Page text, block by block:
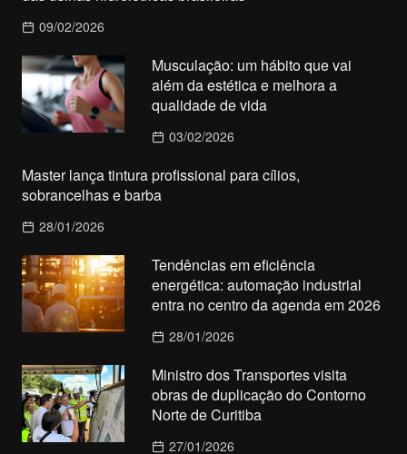
09/02/2026
Musculação: um hábito que vai
além da estética e melhora a
qualidade de vida
03/02/2026
Master lança tintura profissional para cílios,
sobrancelhas e barba
28/01/2026
Tendências em eficiência
energética: automação industrial
entra no centro da agenda em 2026
28/01/2026
Ministro dos Transportes visita
obras de duplicação do Contorno
Norte de Curitiba
27/01/2026